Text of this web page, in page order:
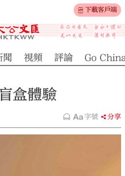
下載客戶端
聞 視頻 評論 Go
盒體驗
字號 分享